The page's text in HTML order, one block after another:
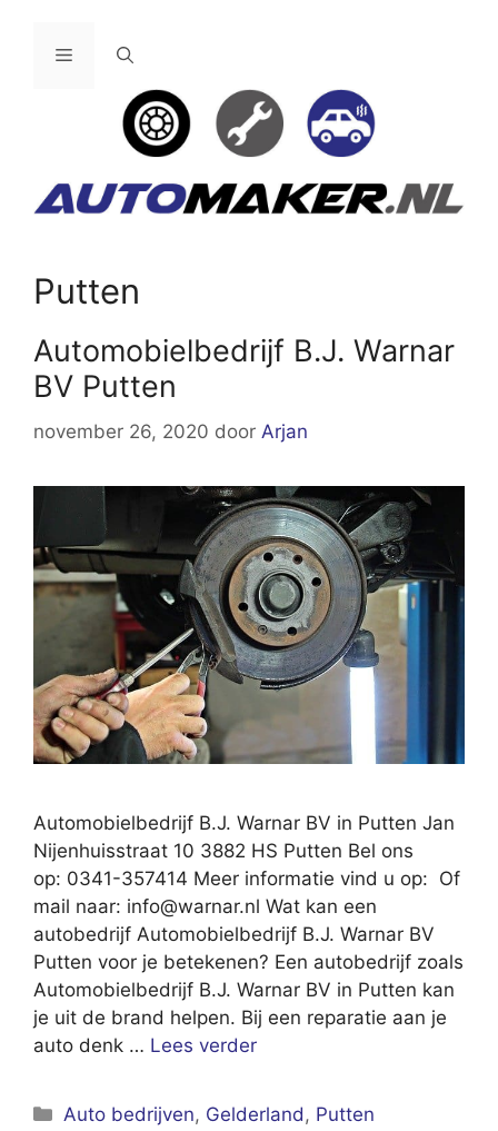
Menu
Putten
Automobielbedrijf B.J. Warnar
BV Putten
november 26, 2020 door Arjan
Automobielbedrijf B.J. Warnar BV in Putten Jan
Nijenhuisstraat 10 3882 HS Putten Bel ons
op: 0341-357414 Meer informatie vind u op: Of
mail naar: info@warnar.nl Wat kan een
autobedrijf Automobielbedrijf B.J. Warnar BV
Putten voor je betekenen? Een autobedrijf zoals
Automobielbedrijf B.J. Warnar BV in Putten kan
je uit de brand helpen. Bij een reparatie aan je
auto denk … Lees verder
Categorieën
Auto bedrijven, Gelderland, Putten